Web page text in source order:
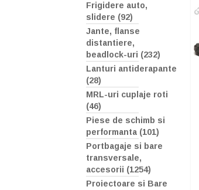
Frigidere auto,
slidere (92)
Jante, flanse
distantiere,
beadlock-uri (232)
Lanturi antiderapante
(28)
MRL-uri cuplaje roti
(46)
Piese de schimb si
performanta (101)
Portbagaje si bare
transversale,
accesorii (1254)
Proiectoare si Bare